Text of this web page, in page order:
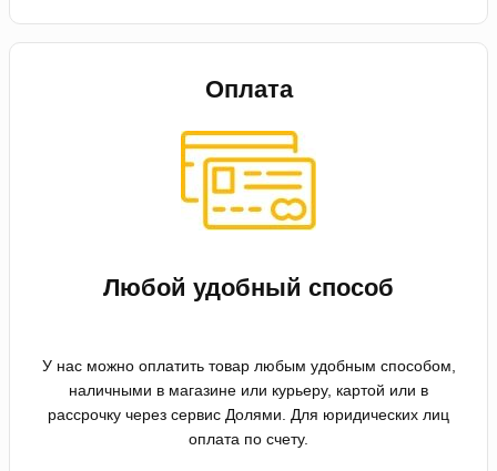
Оплата
Любой удобный способ
У нас можно оплатить товар любым удобным способом,
наличными в магазине или курьеру, картой или в
рассрочку через сервис Долями. Для юридических лиц
оплата по счету.